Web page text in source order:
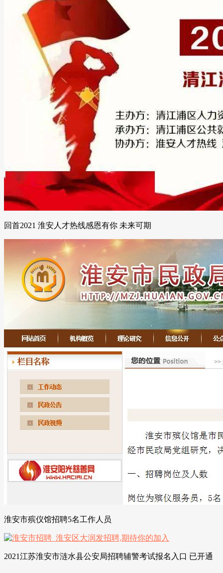
回首2021 淮安人才热线感恩有你 未来可期
淮安市殡仪馆招聘5名工作人员
2021江苏淮安市涟水县公安局招聘辅警考试报名入口 已开通